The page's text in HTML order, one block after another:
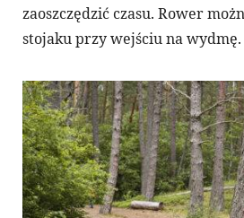
zaoszczędzić czasu. Rower
stojaku przy wejściu na wydmę.